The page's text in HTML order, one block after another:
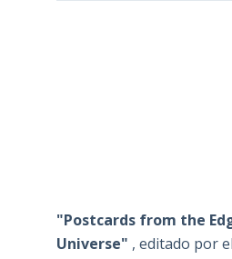
"Postcards from the
Universe" , editado por